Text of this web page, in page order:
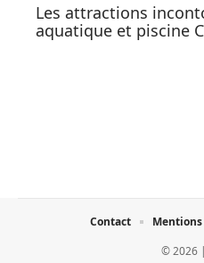
Les attractions
aquatique et piscine
© 2026
Contact